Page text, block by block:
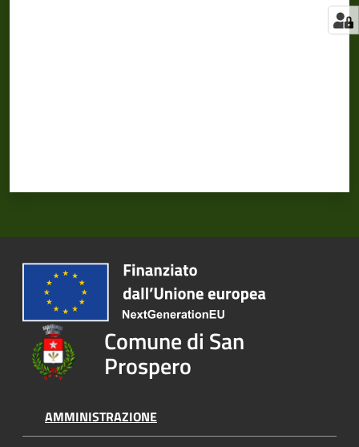
Comune di San
Prospero
AMMINISTRAZIONE